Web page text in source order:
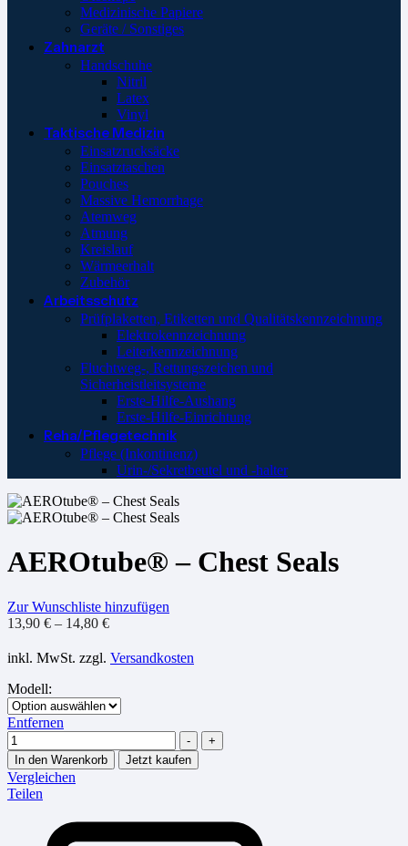
Medizinische Papiere
Geräte / Sonstiges
Zahnarzt
Handschuhe
Nitril
Latex
Vinyl
Taktische Medizin
Einsatzrucksäcke
Einsatztaschen
Pouches
Massive Hemorrhage
Atemweg
Atmung
Kreislauf
Wärmeerhalt
Zubehör
Arbeitsschutz
Prüfplaketten, Etiketten und Qualitätskennzeichnung
Elektrokennzeichnung
Leiterkennzeichnung
Fluchtweg-, Rettungszeichen und
Sicherheistleitsysteme
Erste-Hilfe-Aushang
Erste-Hilfe-Einrichtung
Reha/Pflegetechnik
Pflege (Inkontinenz)
Urin-/Sekretbeutel und -halter
AEROtube® – Chest Seals
Zur Wunschliste hinzufügen
13,90 € – 14,80 €
inkl. MwSt. zzgl. Versandkosten
Modell:
Entfernen
Menge
-
+
In den Warenkorb
Jetzt kaufen
Vergleichen
Teilen